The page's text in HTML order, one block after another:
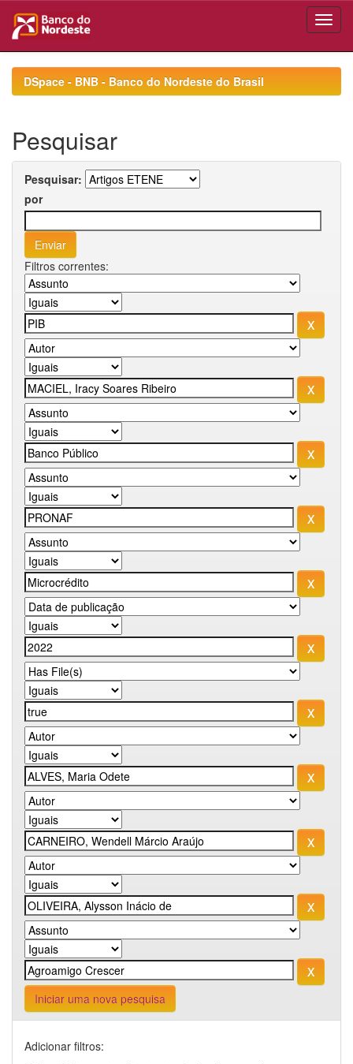
navigationDSpace - BNB - Banco do Nordeste do Brasil
Pesquisar
Pesquisar:
por
Filtros correntes:
Iniciar uma nova pesquisa
Adicionar filtros: